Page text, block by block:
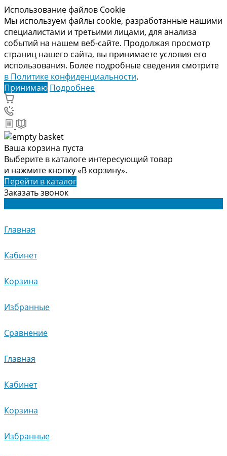
Использование файлов Cookie
Мы используем файлы cookie, разработанные нашими
специалистами и третьими лицами, для анализа
событий на нашем веб-сайте. Продолжая просмотр
страниц нашего сайта, вы принимаете условия его
использования. Более подробные сведения смотрите
в Политике конфиденциальности.
Принимаю Подробнее
Ваша корзина пуста
Выберите в каталоге интересующий товар
и нажмите кнопку «В корзину».
Перейти в каталог
Заказать звонок
Главная
Кабинет
Корзина
Избранные
Сравнение
Главная
Кабинет
Корзина
Избранные